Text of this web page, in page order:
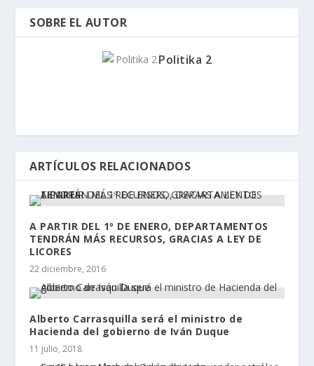
SOBRE EL AUTOR
Politika 2
ARTÍCULOS RELACIONADOS
A PARTIR DEL 1º DE ENERO, DEPARTAMENTOS
TENDRÁN MÁS RECURSOS, GRACIAS A LEY DE
LICORES
22 diciembre, 2016
Alberto Carrasquilla será el ministro de
Hacienda del gobierno de Iván Duque
11 julio, 2018